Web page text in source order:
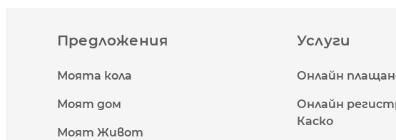
Предложения
Моята кола
Моят дом
Моят Живот
Услуги
Онлайн
Онлайн
Каско